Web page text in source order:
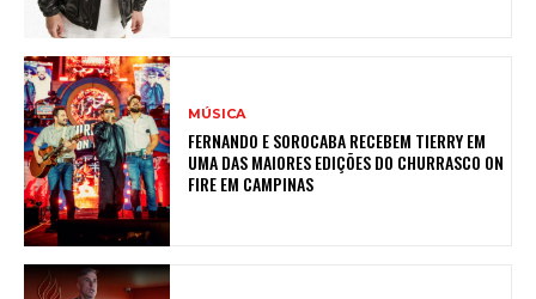
MÚSICA
FERNANDO E SOROCABA RECEBEM TIERRY EM
UMA DAS MAIORES EDIÇÕES DO CHURRASCO ON
FIRE EM CAMPINAS